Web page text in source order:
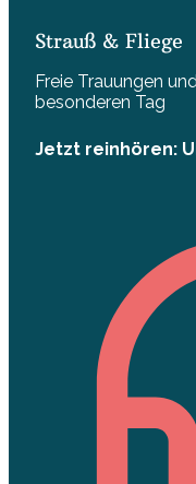
Strauß & Fliege
Freie Trauungen
besonderen Tag
Jetzt reinhören: